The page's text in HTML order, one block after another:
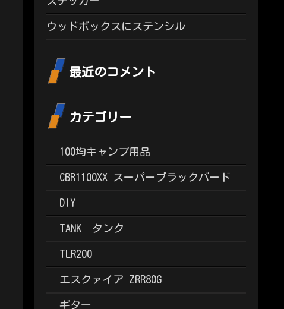
ウッドボックスにステンシル
最近のコメント
カテゴリー
100均キャンプ用品
CBR1100XX スーパーブラックバード
DIY
TANK タンク
TLR200
エスクァイア ZRR80G
ギター